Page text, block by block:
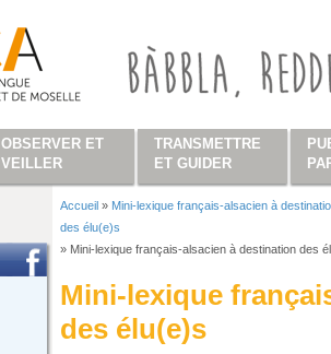
Vous êtes ici
Accueil » Mini-lexique français-alsacien à
des élu(e)s
» Mini-lexique français-alsacien à destination des
Mini-lexique
des élu(e)s
OBSERVER ET
VEILLER
TRANSMETTRE
ET GUIDER